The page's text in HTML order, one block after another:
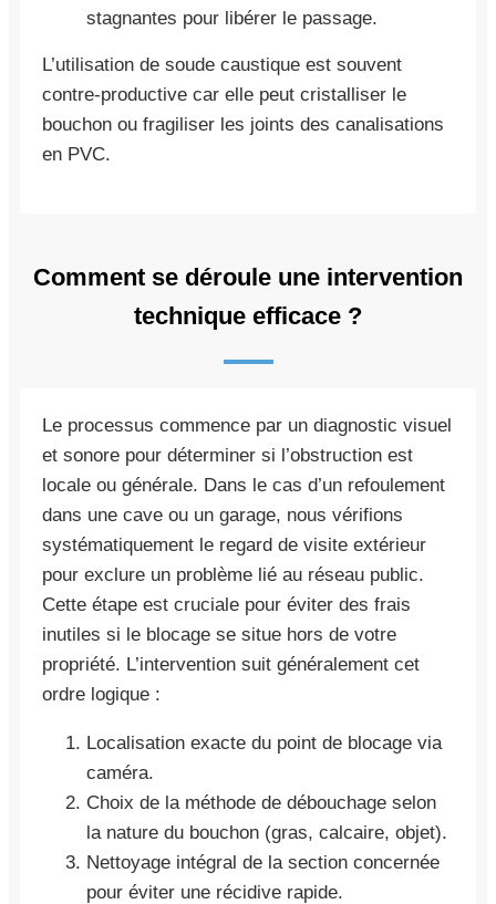
stagnantes pour libérer le passage.
L’utilisation de soude caustique est souvent
contre-productive car elle peut cristalliser le
bouchon ou fragiliser les joints des canalisations
en PVC.
Comment se déroule une intervention
technique efficace ?
Le processus commence par un diagnostic visuel
et sonore pour déterminer si l’obstruction est
locale ou générale. Dans le cas d’un refoulement
dans une cave ou un garage, nous vérifions
systématiquement le regard de visite extérieur
pour exclure un problème lié au réseau public.
Cette étape est cruciale pour éviter des frais
inutiles si le blocage se situe hors de votre
propriété. L’intervention suit généralement cet
ordre logique :
Localisation exacte du point de blocage via
caméra.
Choix de la méthode de débouchage selon
la nature du bouchon (gras, calcaire, objet).
Nettoyage intégral de la section concernée
pour éviter une récidive rapide.